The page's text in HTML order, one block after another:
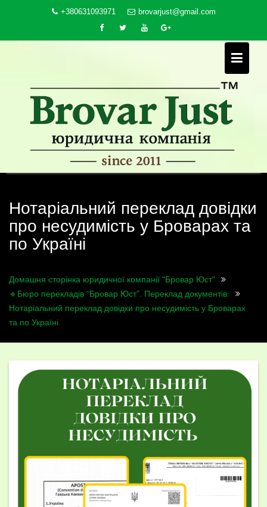
+380631093971 brovarjust@gmail.com
Нотаріальний переклад довідки
про несудимість у Броварах та
по Україні
Домашня сторінка юридичної компанії "Бровар Юст"
🔹Бюро перекладів “Бровар Юст”. Переклад документів.
Нотаріальний переклад довідки про несудимість у Броварах
та по Україні